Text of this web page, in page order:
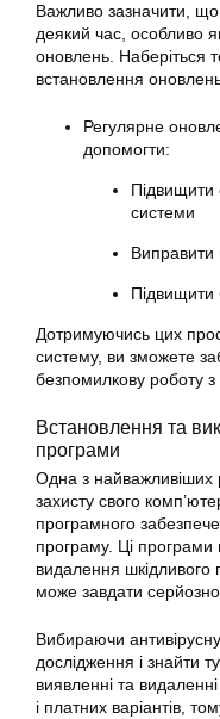
Важливо зазначити,
деякий час, особливо
оновлень. Наберіться
встановлення
Регулярне
допомогти:
Підвищити
системи
Виправити
Підвищити
Дотримуючись цих
систему, ви зможете
безпомилкову роботу з
Встановлення та
програми
Одна з найважливіших
захисту свого
програмного
програму. Ці програми
видалення шкідливого
може завдати
Вибираючи
дослідження і знайти
виявленні та
і платних варіантів,